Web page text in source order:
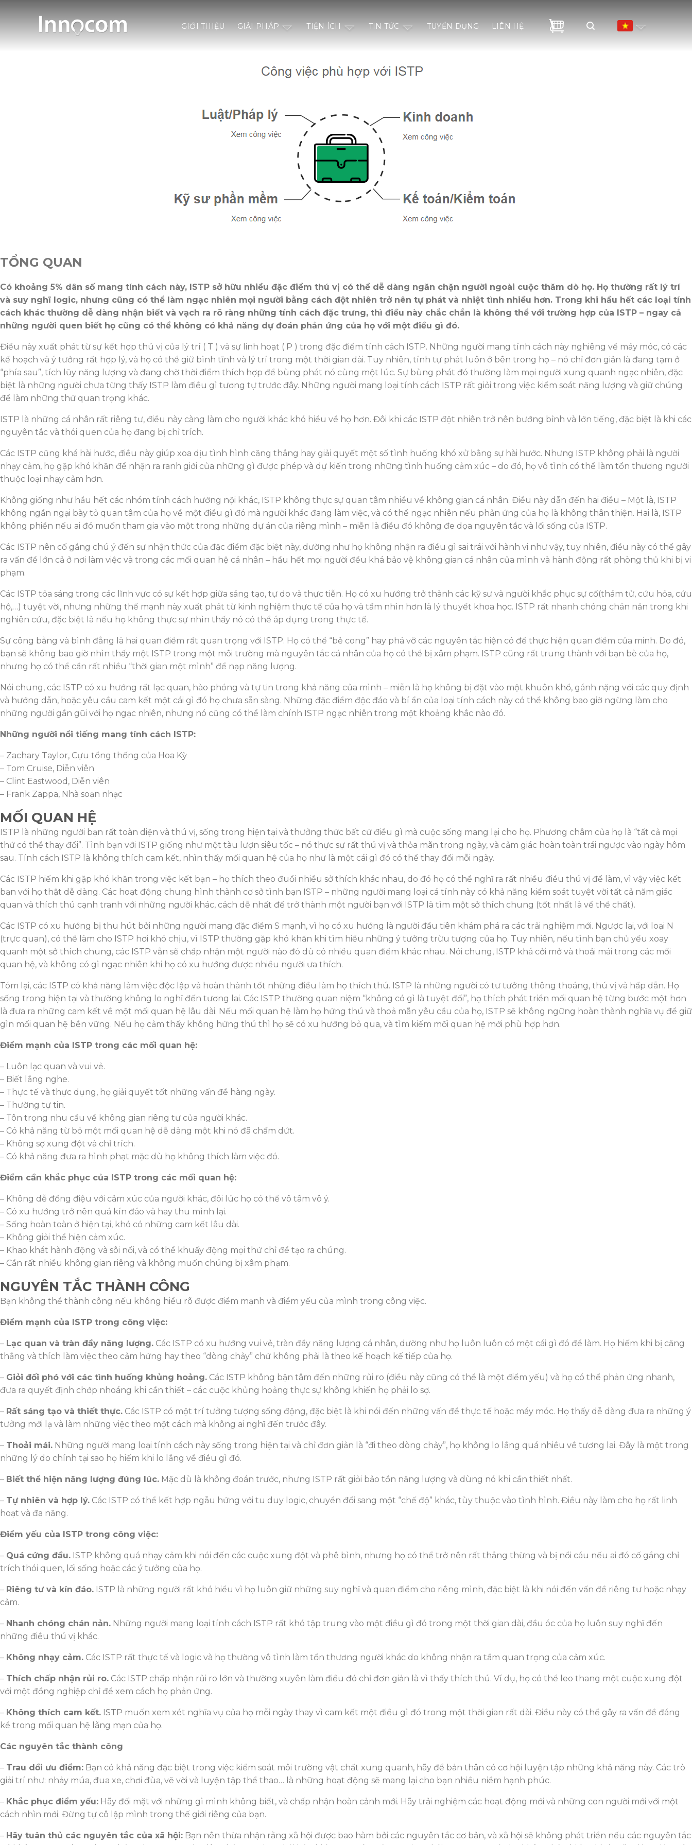
GIỚI THIỆU GIẢI PHÁP TIỆN ÍCH TIN TỨC TUYỂN DỤNG LIÊN HỆ
TỔNG QUAN
Có khoảng 5% dân số mang tính cách này, ISTP sở hữu nhiều đặc điểm thú vị có thể dễ dàng ngăn chặn người ngoài cuộc thăm dò họ. Họ thường rất lý trí
và suy nghĩ logic, nhưng cũng có thể làm ngạc nhiên mọi người bằng cách đột nhiên trở nên tự phát và nhiệt tình nhiều hơn. Trong khi hầu hết các loại tính
cách khác thường dễ dàng nhận biết và vạch ra rõ ràng những tính cách đặc trưng, thì điều này chắc chắn là không thể với trường hợp của ISTP – ngay cả
những người quen biết họ cũng có thể không có khả năng dự đoán phản ứng của họ với một điều gì đó.
Điều này xuất phát từ sự kết hợp thú vị của lý trí ( T ) và sự linh hoạt ( P ) trong đặc điểm tính cách ISTP. Những người mang tính cách này nghiêng về máy móc, có các
kế hoạch và ý tưởng rất hợp lý, và họ có thể giữ bình tĩnh và lý trí trong một thời gian dài. Tuy nhiên, tính tự phát luôn ở bên trong họ – nó chỉ đơn giản là đang tạm ở
“phía sau”, tích lũy năng lượng và đang chờ thời điểm thích hợp để bùng phát nó cùng một lúc. Sự bùng phát đó thường làm mọi người xung quanh ngạc nhiên, đặc
biệt là những người chưa từng thấy ISTP làm điều gì tương tự trước đây. Những người mang loại tính cách ISTP rất giỏi trong việc kiểm soát năng lượng và giữ chúng
để làm những thứ quan trọng khác.
ISTP là những cá nhân rất riêng tư, điều này càng làm cho người khác khó hiểu về họ hơn. Đôi khi các ISTP đột nhiên trở nên bướng bỉnh và lớn tiếng, đặc biệt là khi các
nguyên tắc và thói quen của họ đang bị chỉ trích.
Các ISTP cũng khá hài hước, điều này giúp xoa dịu tình hình căng thẳng hay giải quyết một số tình huống khó xử bằng sự hài hước. Nhưng ISTP không phải là người
nhạy cảm, họ gặp khó khăn để nhận ra ranh giới của những gì được phép và dự kiến ​​trong những tình huống cảm xúc – do đó, họ vô tình có thể làm tổn thương người
thuộc loại nhạy cảm hơn.
Không giống như hầu hết các nhóm tính cách hướng nội khác, ISTP không thực sự quan tâm nhiều về không gian cá nhân. Điều này dẫn đến hai điều – Một là, ISTP
không ngần ngại bày tỏ quan tâm của họ về một điều gì đó mà người khác đang làm việc, và có thể ngạc nhiên nếu phản ứng của họ là không thân thiện. Hai là, ISTP
không phiền nếu ai đó muốn tham gia vào một trong những dự án của riêng mình – miễn là điều đó không đe dọa nguyên tắc và lối sống của ISTP.
Các ISTP nên cố gắng chú ý đến sự nhận thức của đặc điểm đặc biệt này, dường như họ không nhận ra điều gì sai trái với hành vi như vậy, tuy nhiên, điều này có thể gây
ra vấn đề lớn cả ở nơi làm việc và trong các mối quan hệ cá nhân – hầu hết mọi người đều khá bảo vệ không gian cá nhân của mình và hành động rất phòng thủ khi bị vi
phạm.
Các ISTP tỏa sáng trong các lĩnh vực có sự kết hợp giữa sáng tạo, tự do và thực tiễn. Họ có xu hướng trở thành các kỹ sư và người khắc phục sự cố(thám tử, cứu hỏa, cứu
hộ,…) tuyệt vời, nhưng những thế mạnh này xuất phát từ kinh nghiệm thực tế của họ và tầm nhìn hơn là lý thuyết khoa học. ISTP rất nhanh chóng chán nản trong khi
nghiên cứu, đặc biệt là nếu họ không thực sự nhìn thấy nó có thể áp dụng trong thực tế.
Sự công bằng và bình đẳng là hai quan điểm rất quan trọng với ISTP. Họ có thể “bẻ cong” hay phá vỡ các nguyên tắc hiện có để thực hiện quan điểm của minh. Do đó,
bạn sẽ không bao giờ nhìn thấy một ISTP trong một môi trường mà nguyên tắc cá nhân của họ có thể bị xâm phạm. ISTP cũng rất trung thành với bạn bè của họ,
nhưng họ có thể cần rất nhiều “thời gian một mình” để nạp năng lượng.
Nói chung, các ISTP có xu hướng rất lạc quan, hào phóng và tự tin trong khả năng của mình – miễn là họ không bị đặt vào một khuôn khổ, gánh nặng với các quy định
và hướng dẫn, hoặc yêu cầu cam kết một cái gì đó họ chưa sẵn sàng. Những đặc điểm độc đáo và bí ẩn của loại tính cách này có thể không bao giờ ngừng làm cho
những người gần gũi với họ ngạc nhiên, nhưng nó cũng có thể làm chính ISTP ngạc nhiên trong một khoảng khắc nào đó.
Những người nổi tiếng mang tính cách ISTP:
– Zachary Taylor, Cựu tổng thống của Hoa Kỳ
– Tom Cruise, Diễn viên
– Clint Eastwood, Diễn viên
– Frank Zappa, Nhà soạn nhạc
MỐI QUAN HỆ
ISTP là những người bạn rất toàn diện và thú vị, sống trong hiện tại và thưởng thức bất cứ điều gì mà cuộc sống mang lại cho họ. Phương châm của họ là “tất cả mọi
thứ có thể thay đổi”. Tình bạn với ISTP giống như một tàu lượn siêu tốc – nó thực sự rất thú vị và thỏa mãn trong ngày, và cảm giác hoàn toàn trái ngược vào ngày hôm
sau. Tính cách ISTP là không thích cam kết, nhìn thấy mối quan hệ của họ như là một cái gì đó có thể thay đổi mỗi ngày.
Các ISTP hiếm khi gặp khó khăn trong việc kết bạn – họ thích theo đuổi nhiều sở thích khác nhau, do đó họ có thể nghĩ ra rất nhiều điều thú vị để làm, vì vậy việc kết
bạn với họ thật dễ dàng. Các hoạt động chung hình thành cơ sở tình bạn ISTP – những người mang loại cá tính này có khả năng kiểm soát tuyệt vời tất cả năm giác
quan và thích thú cạnh tranh với những người khác, cách dễ nhất để trở thành một người bạn với ISTP là tìm một sở thích chung (tốt nhất là về thể chất).
Các ISTP có xu hướng bị thu hút bởi những người mang đặc điểm S mạnh, vì họ có xu hướng là người đầu tiên khám phá ra các trải nghiệm mới. Ngược lại, với loại N
(trực quan), có thể làm cho ISTP hơi khó chịu, vì ISTP thường gặp khó khăn khi tìm hiểu những ý tưởng trừu tượng của họ. Tuy nhiên, nếu tình bạn chủ yếu xoay
quanh một sở thích chung, các ISTP vẫn sẽ chấp nhận một người nào đó dù có nhiều quan điểm khác nhau. Nói chung, ISTP khá cởi mở và thoải mái trong các mối
quan hệ, và không có gì ngạc nhiên khi họ có xu hướng được nhiều người ưa thích.
Tóm lại, các ISTP có khả năng làm việc độc lập và hoàn thành tốt những điều làm họ thích thú. ISTP là những người có tư tưởng thông thoáng, thú vị và hấp dẫn. Họ
sống trong hiện tại và thường không lo nghĩ đến tương lai. Các ISTP thường quan niệm “không có gì là tuyệt đối”, họ thích phát triển mối quan hệ từng bước một hơn
là đưa ra những cam kết về một mối quan hệ lâu dài. Nếu mối quan hệ làm họ hứng thú và thoả mãn yêu cầu của họ, ISTP sẽ không ngững hoàn thành nghĩa vụ để giữ
gìn mối quan hệ bền vững. Nếu họ cảm thấy không hứng thú thì họ sẽ có xu hướng bỏ qua, và tìm kiếm mối quan hệ mới phù hợp hơn.
Điểm mạnh của ISTP trong các mối quan hệ:
– Luôn lạc quan và vui vẻ.
– Biết lắng nghe.
– Thực tế và thực dụng, họ giải quyết tốt những vấn đề hàng ngày.
– Thường tự tin.
– Tôn trọng nhu cầu về không gian riêng tư của người khác.
– Có khả năng từ bỏ một mối quan hệ dễ dàng một khi nó đã chấm dứt.
– Không sợ xung đột và chỉ trích.
– Có khả năng đưa ra hình phạt mặc dù họ không thích làm việc đó.
Điểm cần khắc phục của ISTP trong các mối quan hệ:
– Không dễ đồng điệu với cảm xúc của người khác, đôi lúc họ có thể vô tâm vô ý.
– Có xu hướng trở nên quá kín đáo và hay thu mình lại.
– Sống hoàn toàn ở hiện tại, khó có những cam kết lâu dài.
– Không giỏi thể hiện cảm xúc.
– Khao khát hành động và sôi nổi, và có thể khuấy động mọi thứ chỉ để tạo ra chúng.
– Cần rất nhiều không gian riêng và không muốn chúng bị xâm phạm.
NGUYÊN TẮC THÀNH CÔNG
Bạn không thể thành công nếu không hiểu rõ được điểm mạnh và điểm yếu của mình trong công việc.
Điểm mạnh của ISTP trong công việc:
– Lạc quan và tràn đầy năng lượng. Các ISTP có xu hướng vui vẻ, tràn đầy năng lượng cá nhân, dường như họ luôn luôn có một cái gì đó để làm. Họ hiếm khi bị căng
thẳng và thích làm việc theo cảm hứng hay theo “dòng chảy” chứ không phải là theo kế hoạch kế tiếp của họ.
– Giỏi đối phó với các tình huống khủng hoảng. Các ISTP không bận tâm đến những rủi ro (điều này cũng có thể là một điểm yếu) và họ có thể phản ứng nhanh,
đưa ra quyết định chớp nhoáng khi cần thiết – các cuộc khủng hoảng thực sự không khiến họ phải lo sợ.
– Rất sáng tạo và thiết thực. Các ISTP có một trí tưởng tượng sống động, đặc biệt là khi nói đến những vấn đề thực tế hoặc máy móc. Họ thấy dễ dàng đưa ra những ý
tưởng mới lạ và làm những việc theo một cách mà không ai nghĩ đến trước đây.
– Thoải mái. Những người mang loại tính cách này sống trong hiện tại và chỉ đơn giản là “đi theo dòng chảy”, họ không lo lắng quá nhiều về tương lai. Đây là một trong
những lý do chính tại sao họ hiếm khi lo lắng về điều gì đó.
– Biết thể hiện năng lượng đúng lúc. Mặc dù là không đoán trước, nhưng ISTP rất giỏi bảo tồn năng lượng và dùng nó khi cần thiết nhất.
– Tự nhiên và hợp lý. Các ISTP có thể kết hợp ngẫu hứng với tu duy logic, chuyển đổi sang một “chế độ” khác, tùy thuộc vào tình hình. Điều này làm cho họ rất linh
hoạt và đa năng.
Điểm yếu của ISTP trong công việc:
– Quá cứng đầu. ISTP không quá nhạy cảm khi nói đến các cuộc xung đột và phê bình, nhưng họ có thể trở nên rất thẳng thừng và bị nổi cáu nếu ai đó cố gắng chỉ
trích thói quen, lối sống hoặc các ý tưởng của họ.
– Riêng tư và kín đáo. ISTP là những người rất khó hiểu vì họ luôn giữ những suy nghĩ và quan điểm cho riêng mình, đặc biệt là khi nói đến vấn đề riêng tư hoặc nhạy
cảm.
– Nhanh chóng chán nản. Những người mang loại tính cách ISTP rất khó tập trung vào một điều gì đó trong một thời gian dài, đầu óc của họ luôn suy nghĩ đến
những điều thú vị khác.
– Không nhạy cảm. Các ISTP rất thực tế và logic và họ thường vô tình làm tổn thương người khác do không nhận ra tầm quan trọng của cảm xúc.
– Thích chấp nhận rủi ro. Các ISTP chấp nhận rủi ro lớn và thường xuyên làm điều đó chỉ đơn giản là vì thấy thích thú. Ví dụ, họ có thể leo thang một cuộc xung đột
với một đồng nghiệp chỉ để xem cách họ phản ứng.
– Không thích cam kết. ISTP muốn xem xét nghĩa vụ của họ mỗi ngày thay vì cam kết một điều gì đó trong một thời gian rất dài. Điều này có thể gây ra vấn đề đáng
kể trong mối quan hệ lãng mạn của họ.
Các nguyên tắc thành công
– Trau dồi ưu điểm: Bạn có khả năng đặc biệt trong việc kiểm soát môi trường vật chất xung quanh, hãy để bản thân có cơ hội luyện tập những khả năng này. Các trò
giải trí như: nhảy múa, đua xe, chơi đùa, vẽ vời và luyện tập thể thao… là những hoạt động sẽ mang lại cho bạn nhiều niềm hạnh phúc.
– Khắc phục điểm yếu: Hãy đối mặt với những gì mình không biết, và chấp nhận hoàn cảnh mới. Hãy trải nghiệm các hoạt động mới và những con người mới với một
cách nhìn mới. Đừng tự cô lập mình trong thế giới riêng của bạn.
– Hãy tuân thủ các nguyên tắc của xã hội: Bạn nên thừa nhận rằng xã hội được bao hàm bởi các nguyên tắc cơ bản, và xã hội sẽ không phát triển nếu các nguyên tắc